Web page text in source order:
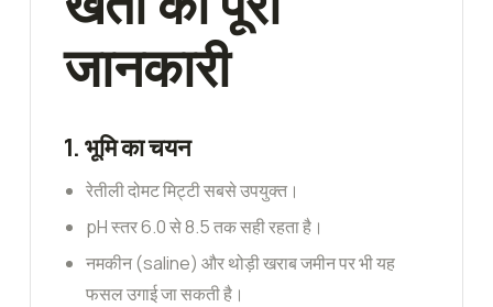
जानकारी
1. भूमि का चयन
रेतीली दोमट मिट्टी सबसे उपयुक्त।
pH स्तर 6.0 से 8.5 तक सही रहता है।
नमकीन (saline) और थोड़ी खराब जमीन पर भी यह
फसल उगाई जा सकती है।